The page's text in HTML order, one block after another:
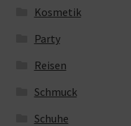
Kosmetik
Party
Reisen
Schmuck
Schuhe